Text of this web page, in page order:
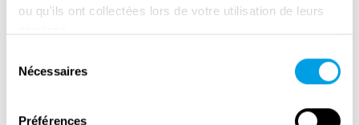
ou qu'ils ont collectées lors de votre utilisation de leurs
Nécessaires
Préférences
The Gdynia War Museum